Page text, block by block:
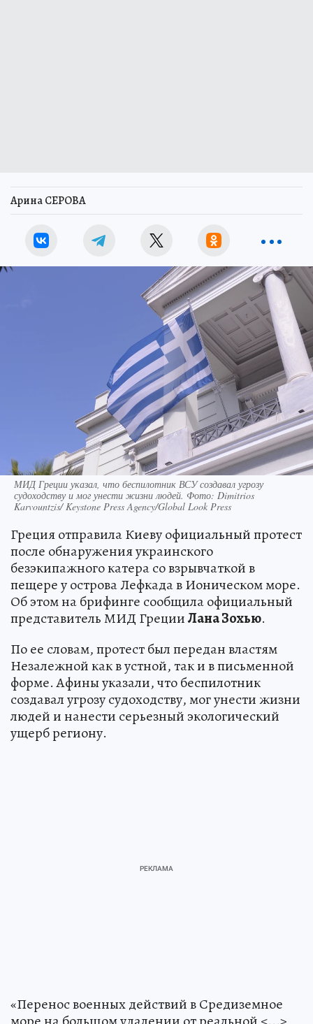
Арина СЕРОВА
МИД Греции указал, что беспилотник ВСУ создавал угрозу
судоходству и мог унести жизни людей. Фото: Dimitrios
Karvountzis/ Keystone Press Agency/Global Look Press
Греция отправила Киеву официальный протест
после обнаружения украинского
безэкипажного катера со взрывчаткой в
пещере у острова Лефкада в Ионическом море.
Об этом на брифинге сообщила официальный
представитель МИД ГрецииЛана Зохью.
По ее словам, протест был передан властям
Незалежной как в устной, так и в письменной
форме. Афины указали, что беспилотник
создавал угрозу судоходству, мог унести жизни
людей и нанести серьезный экологический
ущерб региону.
«Перенос военных действий в Средиземное